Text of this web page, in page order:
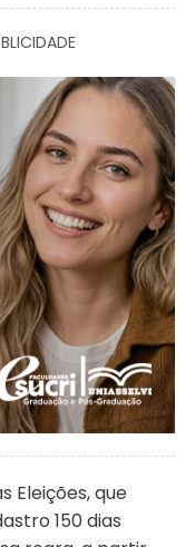
Eleições, que
150 dias